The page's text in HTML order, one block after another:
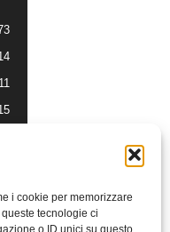
i cookie per memorizzare
tecnologie ci
o ID unici su questo